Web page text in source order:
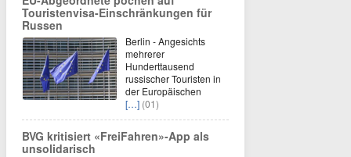
Touristenvisa-Einschränkungen für
Russen
Berlin - Angesichts
mehrerer
Hunderttausend
russischer Touristen in
der Europäischen
[…] (01)
BVG kritisiert «FreiFahren»-App als
unsolidarisch